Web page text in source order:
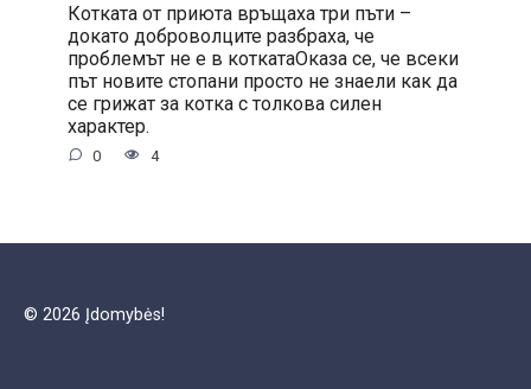
Котката от приюта връщаха три пъти –
докато доброволците разбраха, че
проблемът не е в коткатаОказа се, че всеки
път новите стопани просто не знаели как да
се грижат за котка с толкова силен
характер.
0 4
© 2026 Įdomybės!